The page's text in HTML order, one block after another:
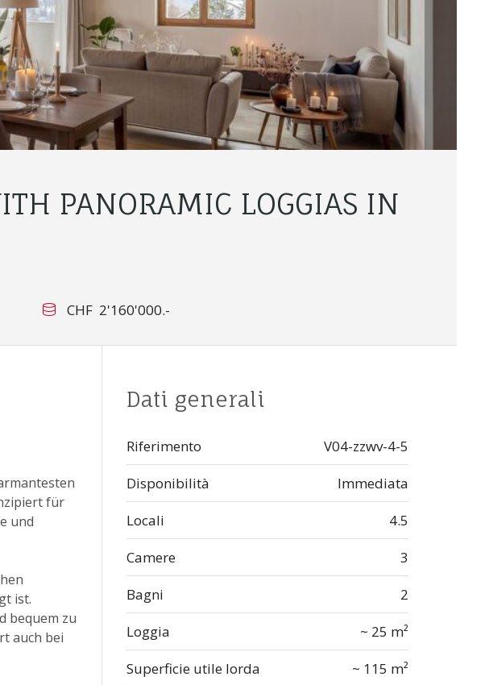
PANORAMIC LOGGIAS IN
CHF 2'160'000.-
für
und
ist.
bequem zu
auch bei
Dati generali
Riferimento
V04-zzwv-4-5
Disponibilità
Immediata
Locali
4.5
Camere
3
Bagni
2
Loggia
~ 25 m²
Superficie utile lorda
~ 115 m²